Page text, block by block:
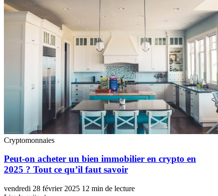
Cryptomonnaies
Peut-on acheter un bien immobilier en crypto en
2025 ? Tout ce qu’il faut savoir
vendredi 28 février 2025 12 min de lecture